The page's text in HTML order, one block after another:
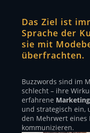
Das Ziel ist
Sprache der
sie mit
überfrachten.
Buzzwords sind im
schlecht – ihre
erfahrene
und strategisch ein,
den Mehrwert eines
kommunizieren.